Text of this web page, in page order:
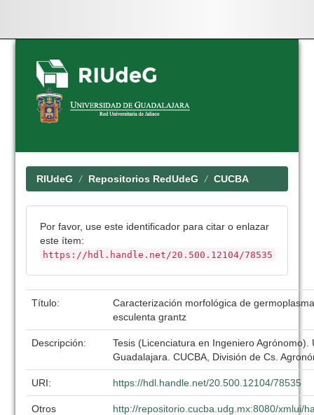
Skip
navigation
RIUdeG Repositorios RedUdeG CUCBA
Por favor, use este identificador para citar o enlazar
este ítem:
https://hdl.handle.net/20.500.12104/78535
Título:
Caracterización morfológica de
esculenta grantz
Descripción:
Tesis (Licenciatura en Ingeniero Agrónomo).
Guadalajara. CUCBA, División de Cs.
URI: https://hdl.handle.net/20.500.12104/78535
Otros
http://repositorio.cucba.udg.mx:8080/xmlui/